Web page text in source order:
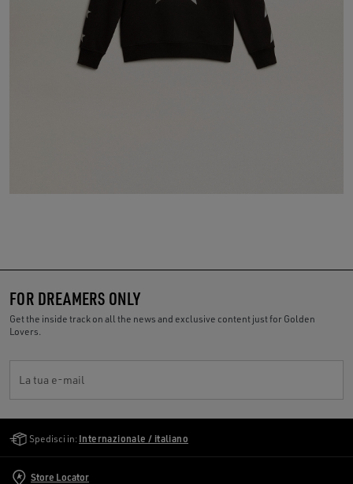
FOR DREAMERS ONLY
Get the inside track on all the news and exclusive content just for Golden
Lovers.
La tua e-mail
Spedisci in: Internazionale / italiano
Store Locator